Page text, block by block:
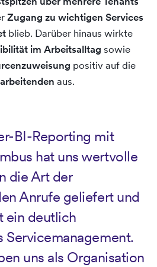
Zugang zu wichtigen Services
blieb. Darüber hinaus wirkte
im Arbeitsalltag sowie
positiv auf die
aus.
BI-Reporting mit
hat uns wertvolle
die Art der
Anrufe geliefert und
ein deutlich
Servicemanagement.
uns als Organisation